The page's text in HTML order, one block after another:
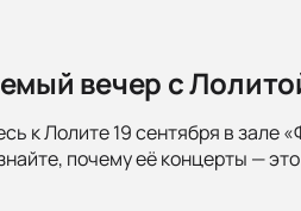
вечер с
к Лолите 19 сентября в
почему её концерты —